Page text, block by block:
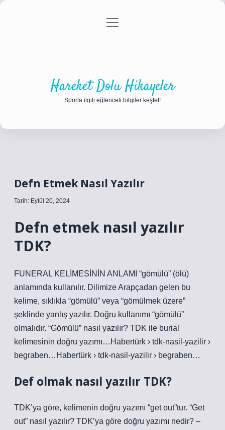
Gizlilik Politikası
menüyü
Hareket Dolu Hikayeler
Sporla ilgili eğlenceli bilgiler keşfet!
Defn Etmek Nasıl Yazılır
Tarih: Eylül 20, 2024
Defn etmek nasıl yazılır
TDK?
FUNERAL KELİMESİNİN ANLAMI “gömülü” (ölü)
anlamında kullanılır. Dilimize Arapçadan gelen bu
kelime, sıklıkla “gömülü” veya “gömülmek üzere”
şeklinde yanlış yazılır. Doğru kullanımı “gömülü”
olmalıdır. “Gömülü” nasıl yazılır? TDK ile burial
kelimesinin doğru yazımı…Habertürk › tdk-nasil-yazilir ›
begraben…Habertürk › tdk-nasil-yazilir › begraben…
Def olmak nasıl yazılır TDK?
TDK’ya göre, kelimenin doğru yazımı “get out”tur. “Get
out” nasıl yazılır? TDK’ya göre doğru yazımı nedir? –